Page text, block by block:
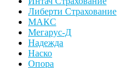
Либерти Страхование
МАКС
Мегарус-Д
Надежда
Наско
Опора